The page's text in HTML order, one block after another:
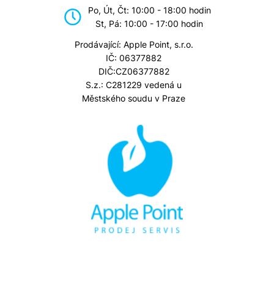
Po, Út, Čt: 10:00 - 18:00 hodin
St, Pá: 10:00 - 17:00 hodin
Prodávající: Apple Point, s.r.o.
IČ: 06377882
DIČ:CZ06377882
S.z.: C281229 vedená u
Městského soudu v Praze